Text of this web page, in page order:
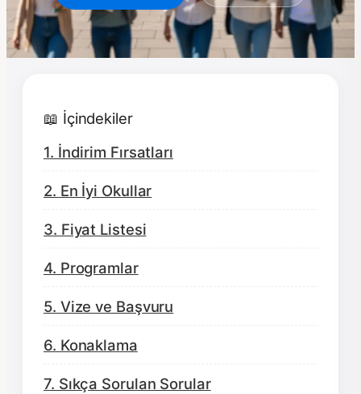
📖 İçindekiler
1. İndirim Fırsatları
2. En İyi Okullar
3. Fiyat Listesi
4. Programlar
5. Vize ve Başvuru
6. Konaklama
7. Sıkça Sorulan Sorular